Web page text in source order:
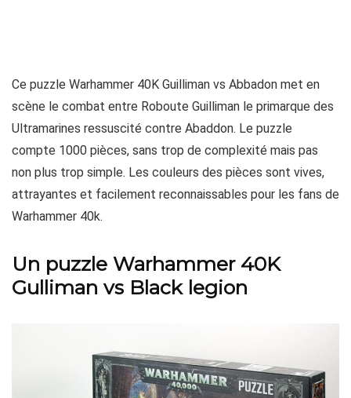
Ce puzzle Warhammer 40K Guilliman vs Abbadon met en
scène le combat entre Roboute Guilliman le primarque des
Ultramarines ressuscité contre Abaddon. Le puzzle
compte 1000 pièces, sans trop de complexité mais pas
non plus trop simple. Les couleurs des pièces sont vives,
attrayantes et facilement reconnaissables pour les fans de
Warhammer 40k.
Un puzzle Warhammer 40K
Gulliman vs Black legion